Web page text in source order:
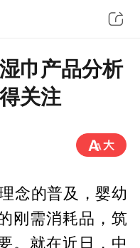
巾产品分析
关注
念的普及，婴幼
刚需消耗品，筑
。就在近日，中